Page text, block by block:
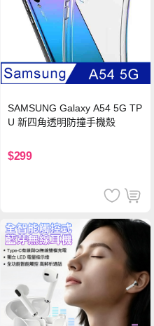
SAMSUNG Galaxy A54 5G TP
U 新四角透明防撞手機殼
$299